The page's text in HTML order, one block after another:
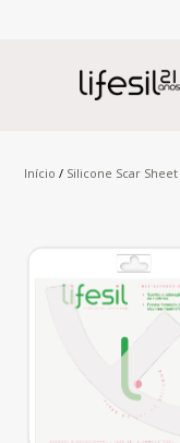
Início / Silicone Scar Sheet